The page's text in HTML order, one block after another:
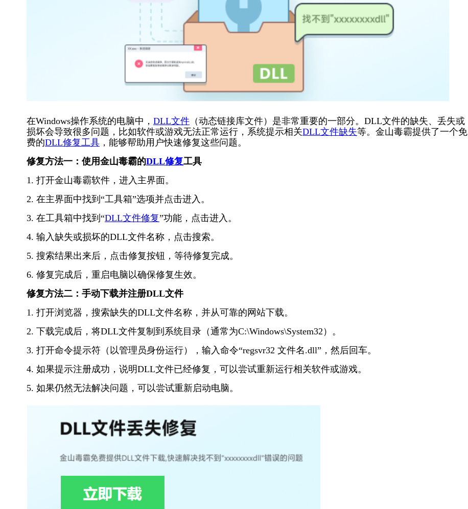
在Windows操作系统的电脑中， DLL文件 （动态链接库文件）是非常重要的一部分。DLL文件的缺失、丢失或
损坏会导致很多问题，比如软件或游戏无法正常运行，系统提示相关DLL文件缺失等。金山毒霸提供了一个免
费的DLL修复工具 ，能够帮助用户快速修复这些问题。
修复方法一：使用金山毒霸的DLL修复工具
1. 打开金山毒霸软件，进入主界面。
2. 在主界面中找到“工具箱”选项并点击进入。
3. 在工具箱中找到“DLL文件修复”功能，点击进入。
4. 输入缺失或损坏的DLL文件名称，点击搜索。
5. 搜索结果出来后，点击修复按钮，等待修复完成。
6. 修复完成后，重启电脑以确保修复生效。
修复方法二：手动下载并注册DLL文件
1. 打开浏览器，搜索缺失的DLL文件名称，并从可靠的网站下载。
2. 下载完成后，将DLL文件复制到系统目录（通常为C:\Windows\System32）。
3. 打开命令提示符（以管理员身份运行），输入命令“regsvr32 文件名.dll”，然后回车。
4. 如果提示注册成功，说明DLL文件已经修复，可以尝试重新运行相关软件或游戏。
5. 如果仍然无法解决问题，可以尝试重新启动电脑。